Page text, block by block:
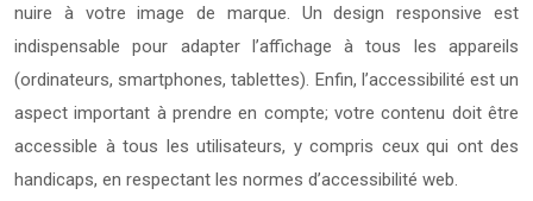
nuire à votre image de marque. Un design responsive est
indispensable pour adapter l’affichage à tous les appareils
(ordinateurs, smartphones, tablettes). Enfin, l’accessibilité est un
aspect important à prendre en compte; votre contenu doit être
accessible à tous les utilisateurs, y compris ceux qui ont des
handicaps, en respectant les normes d’accessibilité web.